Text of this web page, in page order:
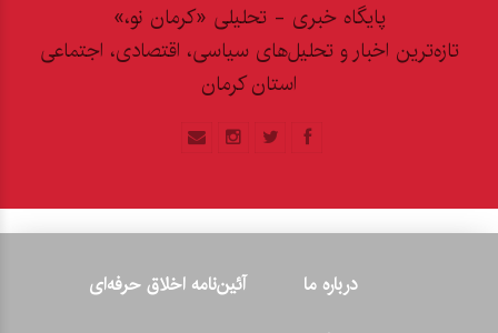
پایگاه خبری - تحلیلی «کرمان نو،»
تازه‌ترین اخبار و تحلیل‌های سیاسی، اقتصادی، اجتماعی
استان کرمان
درباره ما
آئین‌نامه اخلاق حرفه‌ای